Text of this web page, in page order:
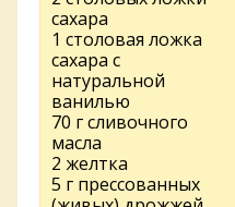
сахара
1 столовая ложка
сахара с
натуральной
ванилью
70 г сливочного
масла
2 желтка
5 г прессованных